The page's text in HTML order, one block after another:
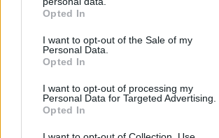
grant or deny consent to Google and its
use your data for below specified purposes
consent section.
Opted In
I want to opt-out of the Sale of my
Personal Data.
Opted In
I want to opt-out of processing my
Personal Data for Targeted Advertising.
Opted In
Αθηνών-Σουνίου, πώς έγινε η σφοδρή
09.08.2026, 08:55 82
Η Βαλέρια Χοψονίδου βάφτισε τον γιο
της στη Βουλιαγμένη, δείτε
φωτογραφίες